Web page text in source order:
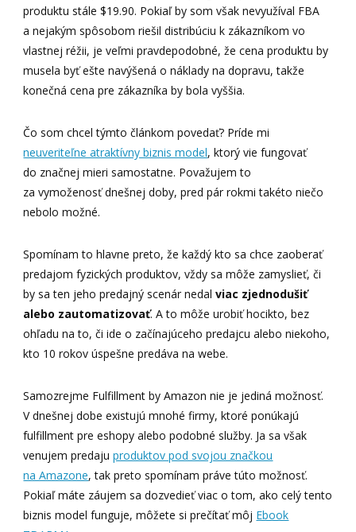
produktu stále $19.90. Pokiaľ by som však nevyužíval FBA
a nejakým spôsobom riešil distribúciu k zákazníkom vo
vlastnej réžii, je veľmi pravdepodobné, že cena produktu by
musela byť ešte navýšená o náklady na dopravu, takže
konečná cena pre zákazníka by bola vyššia.
Čo som chcel týmto článkom povedať? Príde mi
neuveriteľne atraktívny biznis model, ktorý vie fungovať
do značnej mieri samostatne. Považujem to
za vymoženosť dnešnej doby, pred pár rokmi takéto niečo
nebolo možné.
Spomínam to hlavne preto, že každý kto sa chce zaoberať
predajom fyzických produktov, vždy sa môže zamyslieť, či
by sa ten jeho predajný scenár nedalviac zjednodušiť
alebo zautomatizovať. A to môže urobiť hocikto, bez
ohľadu na to, či ide o začínajúceho predajcu alebo niekoho,
kto 10 rokov úspešne predáva na webe.
Samozrejme Fulfillment by Amazon nie je jediná možnosť.
V dnešnej dobe existujú mnohé firmy, ktoré ponúkajú
fulfillment pre eshopy alebo podobné služby. Ja sa však
venujem predajuproduktov pod svojou značkou
na Amazone, tak preto spomínam práve túto možnosť.
Pokiaľ máte záujem sa dozvedieť viac o tom, ako celý tento
biznis model funguje, môžete si prečítať môj Ebook